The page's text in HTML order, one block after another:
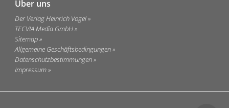
Über uns
Der Verlag Heinrich Vogel
TECVIA Media GmbH
Sitemap
Allgemeine Geschäftsbedingungen
Datenschutzbestimmungen
Impressum